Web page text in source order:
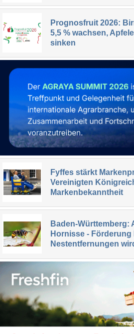
Prognosfruit 2026:
5,5 % wachsen,
sinken
Fyffes stärkt
Vereinigten
Markenbekanntheit
Baden-Württemberg:
Hornisse - Förderung
Nestentfernungen